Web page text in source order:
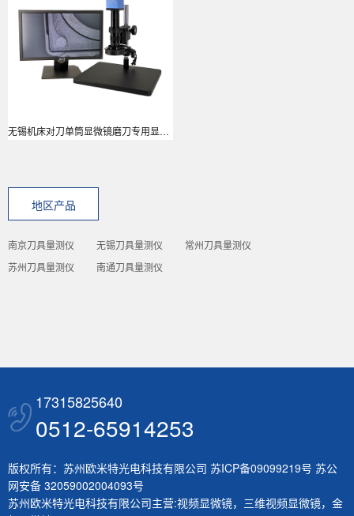
无锡机床对刀单筒显微镜磨刀专用显微镜
地区产品
南京刀具量测仪 无锡刀具量测仪
常州刀具量测仪
苏州刀具量测仪
南通刀具量测仪
17315825640
0512-65914253
版权所有：苏州欧米特光电科技有限公司 苏ICP备09099219号 苏公
网安备 32059002004093号
苏州欧米特光电科技有限公司主营:视频显微镜， 三维视频显微镜， 金